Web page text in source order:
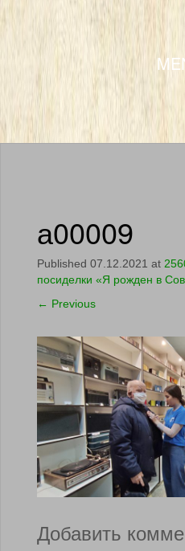
SKIP TO CONTENT
а00009
Published 07.12.2021 at
посиделки «Я рожден в
← Previous
Добавить